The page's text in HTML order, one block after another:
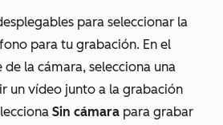
para seleccionar la
para tu grabación. En el
la cámara, selecciona una
un vídeo junto a la grabación
Sin cámara para grabar